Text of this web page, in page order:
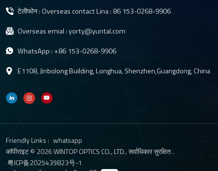
टेलीफोन : Overseas contact Lina : 86 153-0268-9906
Overseas emial :yorty@yuntal.com
WhatsApp : +86 153-0268-9906
E1108, Jinbolong Building, Longhua, Shenzhen,Guangdong, China
Friendly Links : whatsapp
कॉपीराइट © 2026 WINTOP OPTICS CO., LTD.. सर्वाधिकार सुरक्षित .
粤ICP备2025439823号-1